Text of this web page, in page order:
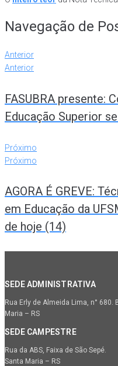
Navegação de
Anterior
Anterior
FASUBRA presente:
Educação Superior
Próximo
Próximo
AGORA É GREVE:
em Educação da
de hoje (14)
SEDE ADMINISTRATIVA
Rua Erly de Almeida Lima, n° 680.
Maria – RS
SEDE CAMPESTRE
Rua da ABS, Faixa de São Sepé.
Santa Maria – RS